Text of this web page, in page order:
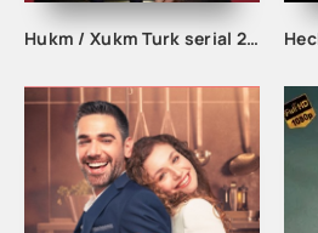
Hukm / Xukm Turk serial 203. 204. 205. 206. 207. 208. 209. 210. 211. 212. 213. 214. 215 Qism Uzbek tilida Hukim Xukim Barcha qismlari